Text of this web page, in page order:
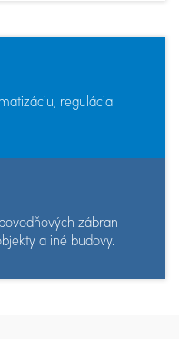
regulácia
zábran
a iné budovy.